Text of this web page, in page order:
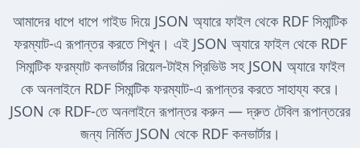
আমাদের ধাপে ধাপে গাইড দিয়ে JSON অ্যারে ফাইল থেকে RDF সিমান্টিক
ফরম্যাট-এ রূপান্তর করতে শিখুন। এই JSON অ্যারে ফাইল থেকে RDF
সিমান্টিক ফরম্যাট কনভার্টার রিয়েল-টাইম প্রিভিউ সহ JSON অ্যারে ফাইল
কে অনলাইনে RDF সিমান্টিক ফরম্যাট-এ রূপান্তর করতে সাহায্য করে।
JSON কে RDF-তে অনলাইনে রূপান্তর করুন — দ্রুত টেবিল রূপান্তরের
জন্য নির্মিত JSON থেকে RDF কনভার্টার।